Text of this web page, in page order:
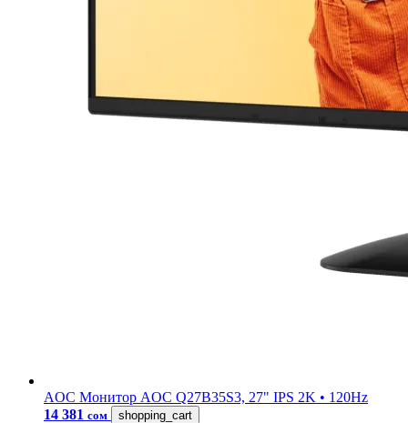
AOC Монитор AOC Q27B35S3, 27" IPS 2K • 120Hz
14 381 сом shopping_cart